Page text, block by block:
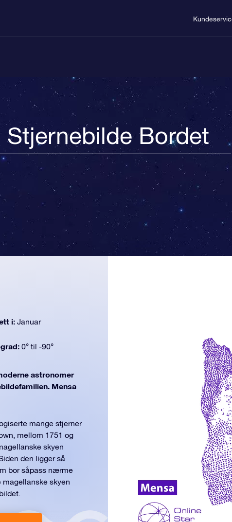
Stjernebilde Bordet
i: Januar
0° til -90°
astronomer
Mensa
mange stjerner
mellom 1751 og
skyen
den ligger så
bor såpass nærme
magellanske skyen